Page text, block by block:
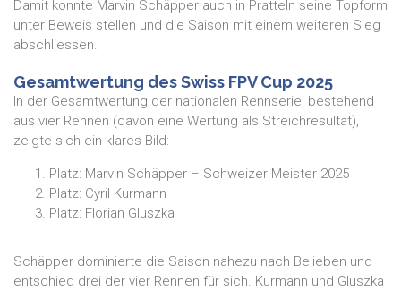
Damit konnte Marvin Schäpper auch in Pratteln seine Topform
unter Beweis stellen und die Saison mit einem weiteren Sieg
abschliessen.
Gesamtwertung des Swiss FPV Cup 2025
In der Gesamtwertung der nationalen Rennserie, bestehend
aus vier Rennen (davon eine Wertung als Streichresultat),
zeigte sich ein klares Bild:
Platz: Marvin Schäpper – Schweizer Meister 2025
Platz: Cyril Kurmann
Platz: Florian Gluszka
Schäpper dominierte die Saison nahezu nach Belieben und
entschied drei der vier Rennen für sich. Kurmann und Gluszka